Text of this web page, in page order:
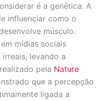
é a genética. A
influenciar como o
músculo.
mídias sociais
levando a
pela Nature
que a percepção
ligada a